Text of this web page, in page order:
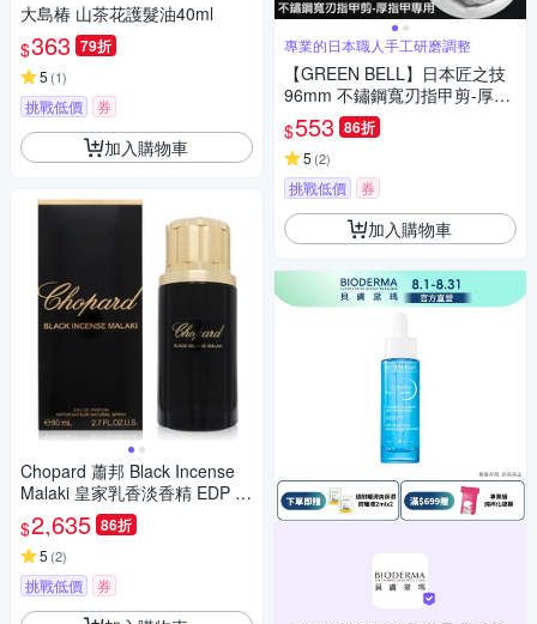
大島椿 山茶花護髮油40ml
$363 79折
5 (1)
挑戰低價 券
加入購物車
Chopard 蕭邦 Black Incense
Malaki 皇家乳香淡香精 EDP 8
0ml (平行輸入)
$2,635 86折
5 (2)
挑戰低價 券
專業的日本職人手工研磨調整
【GREEN BELL】日本匠之技
96mm 不鏽鋼寬刃指甲剪-厚指
甲專用(G-1203)
$553 86折
5 (2)
挑戰低價 券
加入購物車